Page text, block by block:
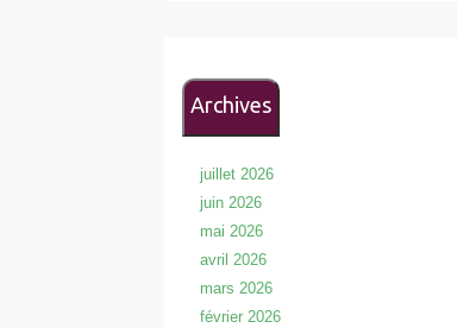
Archives
juillet 2026
juin 2026
mai 2026
avril 2026
mars 2026
février 2026